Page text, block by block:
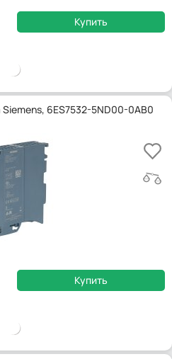
Купить
6ES7532-5ND00-0AB0
Купить